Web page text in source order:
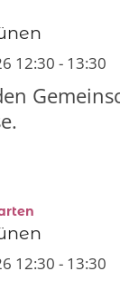
12:30 - 13:30
12:30 - 13:30